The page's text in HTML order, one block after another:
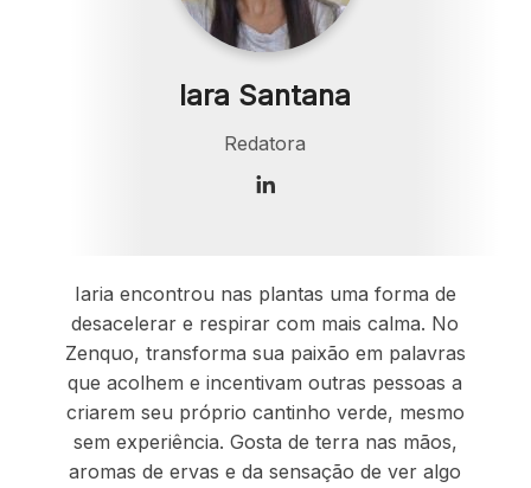
Iara Santana
Redatora
Iaria encontrou nas plantas uma forma de
desacelerar e respirar com mais calma. No
Zenquo, transforma sua paixão em palavras
que acolhem e incentivam outras pessoas a
criarem seu próprio cantinho verde, mesmo
sem experiência. Gosta de terra nas mãos,
aromas de ervas e da sensação de ver algo